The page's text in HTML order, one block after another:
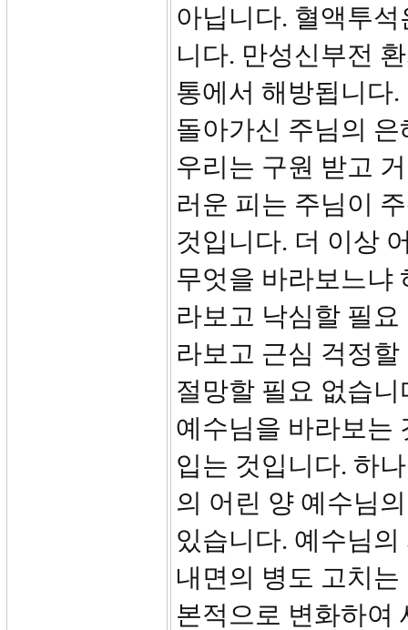
아닙니다. 혈액투
니다. 만성신부전
통에서 해방됩니다
돌아가신 주님의
우리는 구원 받고
러운 피는 주님이
것입니다. 더 이상
무엇을 바라보느냐
라보고 낙심할 필
라보고 근심 걱정
절망할 필요 없습
예수님을 바라보는
입는 것입니다. 하
의 어린 양 예수님
있습니다. 예수님
내면의 병도 고치
본적으로 변화하여